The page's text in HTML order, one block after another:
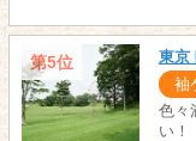
第5位 東京
袖
色々
い！